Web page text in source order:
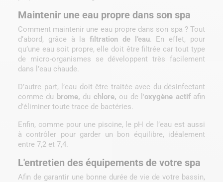
Maintenir une eau propre dans son spa
Comment maintenir une eau propre dans son spa ? Tout
d’abord, grâce à lafiltration de l’eau. En effet, pour
qu’une eau soit propre, elle doit être filtrée car tout type
de micro-organismes se développent très facilement
dans l’eau chaude.
D’autre part, l’eau doit être traitée avec du désinfectant
comme du brome, du chlore, ou de l'oxygène actif afin
d’éliminer toute trace de bactéries.
Enfin, comme pour une piscine, le pH de l’eau est aussi
à contrôler pour garder un bon équilibre, idéalement
entre 7,2 et 7,4.
L'entretien des équipements de votre spa
Afin de garantir une bonne durée de vie de votre bassin,